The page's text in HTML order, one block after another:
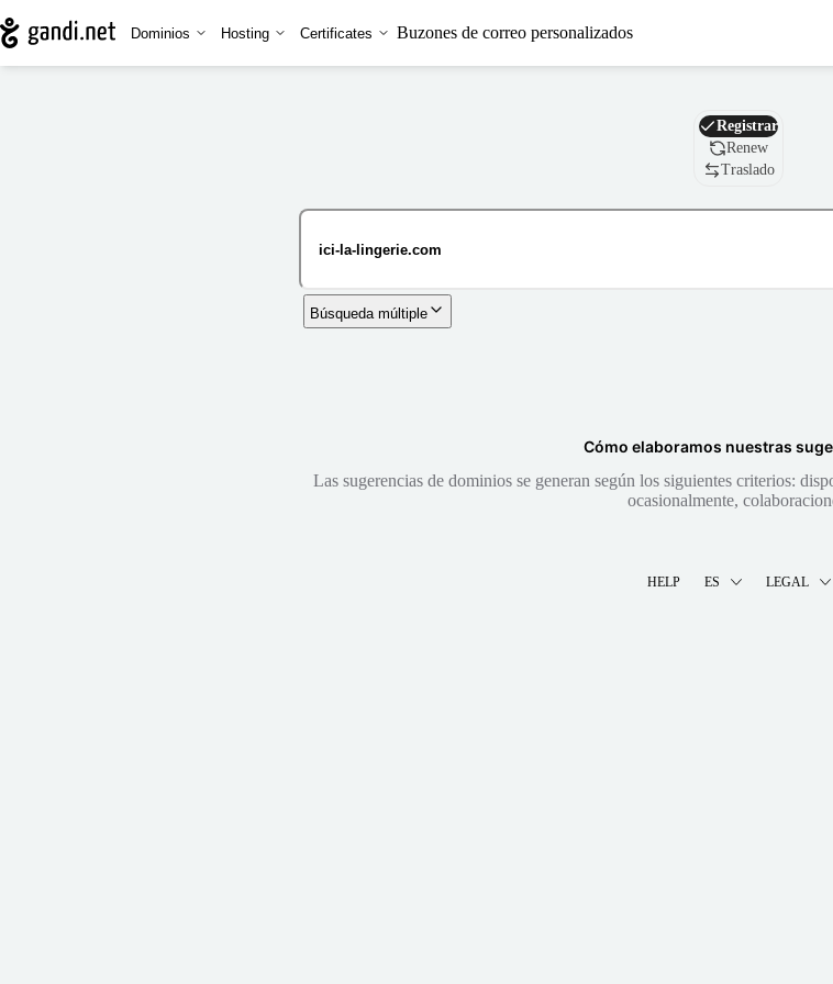
Dominios Hosting Certificates Buzones de correo personalizados
Nombre de dominio
Registrar
Renew
Traslado
Búsqueda múltiple
Cómo elaboramos nuestras
Las sugerencias de dominios se generan según los siguientes criterios:
ocasionalmente,
HELP ES LEGAL